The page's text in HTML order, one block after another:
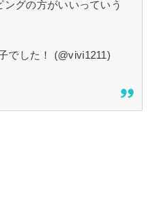
グの方がいいっていう
でした！ (@vivi1211)